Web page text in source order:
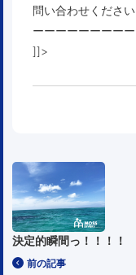
問い合わせくださ
ーーーーーーーー
]]>
前の記事
決定的瞬間っ！！！！